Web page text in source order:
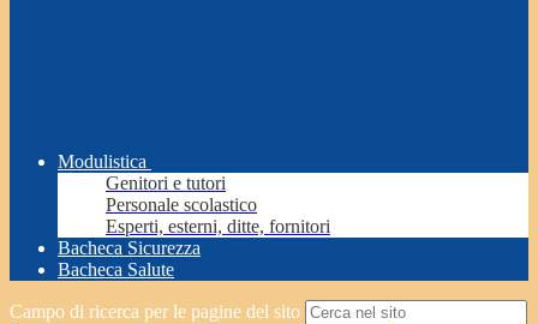
Modulistica
Genitori e tutori
Personale scolastico
Esperti, esterni, ditte, fornitori
Bacheca Sicurezza
Bacheca Salute
Campo di ricerca per le pagine del sito